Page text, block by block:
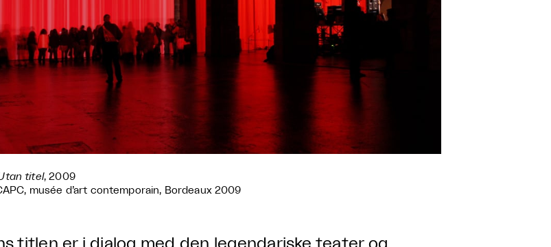
titel, 2009
musée d’art contemporain, Bordeaux 2009